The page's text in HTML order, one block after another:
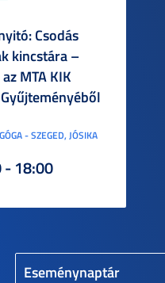
Eseménynaptár
Csodás
kincstára –
MTA KIK
- SZEGED, JÓSIKA
- 18:00